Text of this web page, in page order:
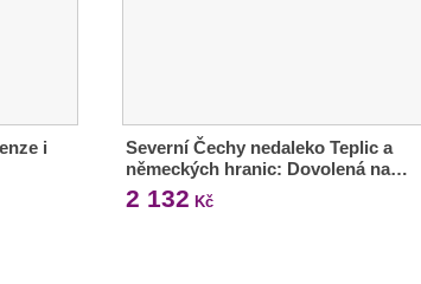
i
Severní Čechy nedaleko Teplic a
německých hranic: Dovolená na…
2 132 Kč